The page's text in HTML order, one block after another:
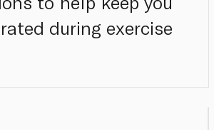
during exercise.